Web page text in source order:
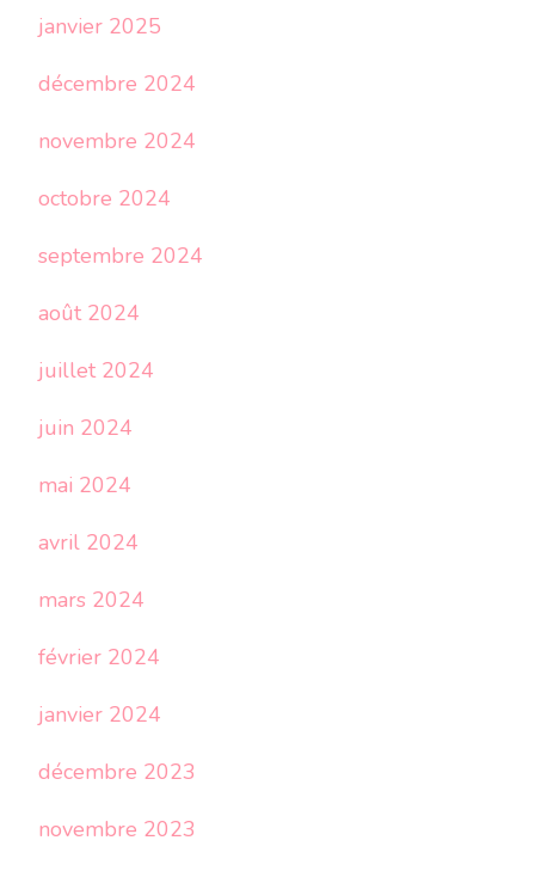
janvier 2025
décembre 2024
novembre 2024
octobre 2024
septembre 2024
août 2024
juillet 2024
juin 2024
mai 2024
avril 2024
mars 2024
février 2024
janvier 2024
décembre 2023
novembre 2023